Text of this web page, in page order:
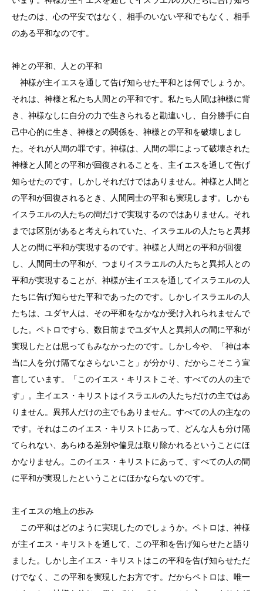
せたのは、心の平安ではなく、相手のいない平和でもなく、相手
のある平和なのです。
神との平和、人との平和
神様が主イエスを通して告げ知らせた平和とは何でしょうか。
それは、神様と私たち人間との平和です。私たち人間は神様に背
き、神様なしに自分の力で生きられると勘違いし、自分勝手に自
己中心的に生き、神様との関係を、神様との平和を破壊しまし
た。それが人間の罪です。神様は、人間の罪によって破壊された
神様と人間との平和が回復されることを、主イエスを通して告げ
知らせたのです。しかしそれだけではありません。神様と人間と
の平和が回復されるとき、人間同士の平和も実現します。しかも
イスラエルの人たちの間だけで実現するのではありません。それ
までは区別があると考えられていた、イスラエルの人たちと異邦
人との間に平和が実現するのです。神様と人間との平和が回復
し、人間同士の平和が、つまりイスラエルの人たちと異邦人との
平和が実現することが、神様が主イエスを通してイスラエルの人
たちに告げ知らせた平和であったのです。しかしイスラエルの人
たちは、ユダヤ人は、その平和をなかなか受け入れられませんで
した。ペトロですら、数日前までユダヤ人と異邦人の間に平和が
実現したとは思ってもみなかったのです。しかし今や、「神は本
当に人を分け隔てなさらないこと」が分かり、だからこそこう宣
言しています。「このイエス・キリストこそ、すべての人の主で
す」。主イエス・キリストはイスラエルの人たちだけの主ではあ
りません。異邦人だけの主でもありません。すべての人の主なの
です。それはこのイエス・キリストにあって、どんな人も分け隔
てられない、あらゆる差別や偏見は取り除かれるということにほ
かなりません。このイエス・キリストにあって、すべての人の間
に平和が実現したということにほかならないのです。
主イエスの地上の歩み
この平和はどのように実現したのでしょうか。ペトロは、神様
が主イエス・キリストを通して、この平和を告げ知らせたと語り
ました。しかし主イエス・キリストはこの平和を告げ知らせただ
けでなく、この平和を実現したお方です。だからペトロは、唯一